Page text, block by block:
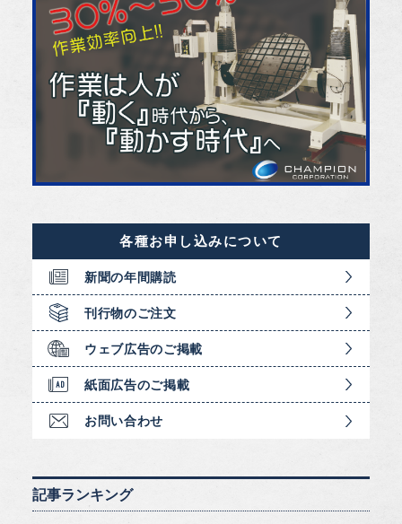
各種お申し込みについて
新聞の年間購読
刊行物のご注文
ウェブ広告のご掲載
紙面広告のご掲載
お問い合わせ
記事ランキング